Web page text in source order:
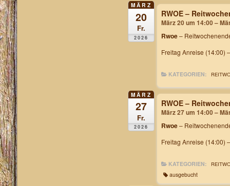
MÄRZ
20
Fr.
2026
RWOE –
März 20 um 14:00 –
Rwoe–
Freitag Anreise (14:00)
KATEGORIEN:
MÄRZ
27
Fr.
2026
RWOE –
März 27 um 14:00 –
Rwoe–
Freitag Anreise (14:00)
KATEGORIEN:
ausgebucht